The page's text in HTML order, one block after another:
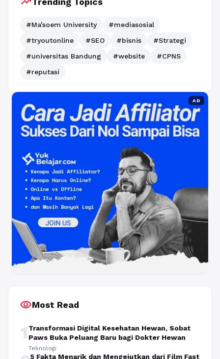
#Ma'soem University
#mediasosial
#tryoutonline
#SEO #bisnis
#Strategi
#universitas Bandung
#website
#CPNS
#reputasi
AD
visibilityMost Read
1 Transformasi Digital Kesehatan Hewan, Sobat
Paws Buka Peluang Baru bagi Dokter Hewan
Teknologi
5 Fakta Menarik dan Mengejutkan dari Film Fast